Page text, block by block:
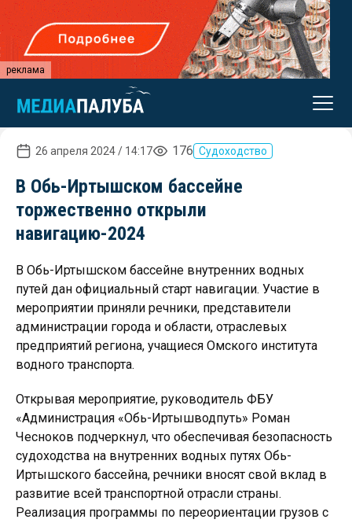
реклама
26 апреля 2024 / 14:17 176 Судоходство
В Обь-Иртышском бассейне
торжественно открыли
навигацию-2024
В Обь-Иртышском бассейне внутренних водных
путей дан официальный старт навигации. Участие в
мероприятии приняли речники, представители
администрации города и области, отраслевых
предприятий региона, учащиеся Омского института
водного транспорта.
Открывая мероприятие, руководитель ФБУ
«Администрация «Обь-Иртышводпуть» Роман
Чесноков подчеркнул, что обеспечивая безопасность
судоходства на внутренних водных путях Обь-
Иртышского бассейна, речники вносят свой вклад в
развитие всей транспортной отрасли страны.
Реализация программы по переориентации грузов с